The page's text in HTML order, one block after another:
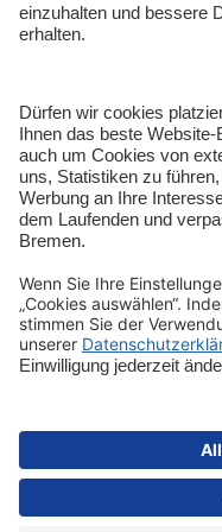
Shop-Service
Schnelle Lieferung